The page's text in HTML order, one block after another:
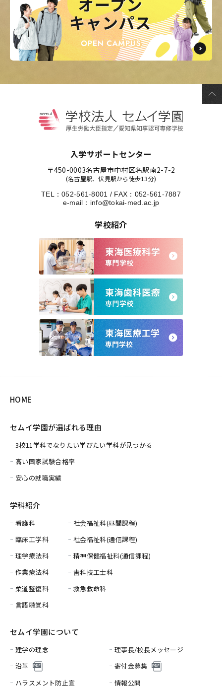
入学サポートセンター
〒450-0003名古屋市中村区名駅南2-7-2
(名古屋駅、伏見駅から徒歩13分)
TEL：052-561-8001 / FAX：052-561-7887
e-mail： info@tokai-med.ac.jp
学校紹介
HOME
セムイ学園が選ばれる理由
3校11学科でなりたい学びたい学科が見つかる
高い国家試験合格率
安心の就職実績
学科紹介
看護科
臨床工学科
理学療法科
作業療法科
柔道整復科
言語聴覚科
社会福祉科(昼間課程)
社会福祉科(通信課程)
精神保健福祉科(通信課程)
歯科技工士科
救急救命科
セムイ学園について
建学の理念
理事長/校長メッセージ
沿革
寄付金募集
ハラスメント防止宣
情報公開